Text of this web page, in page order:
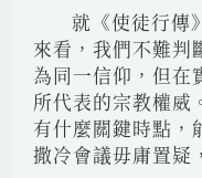
就《使徒行傳
來看，我們不難判
為同一信仰，但在
所代表的宗教權威
有什麼關鍵時點，
撒冷會議毋庸置疑